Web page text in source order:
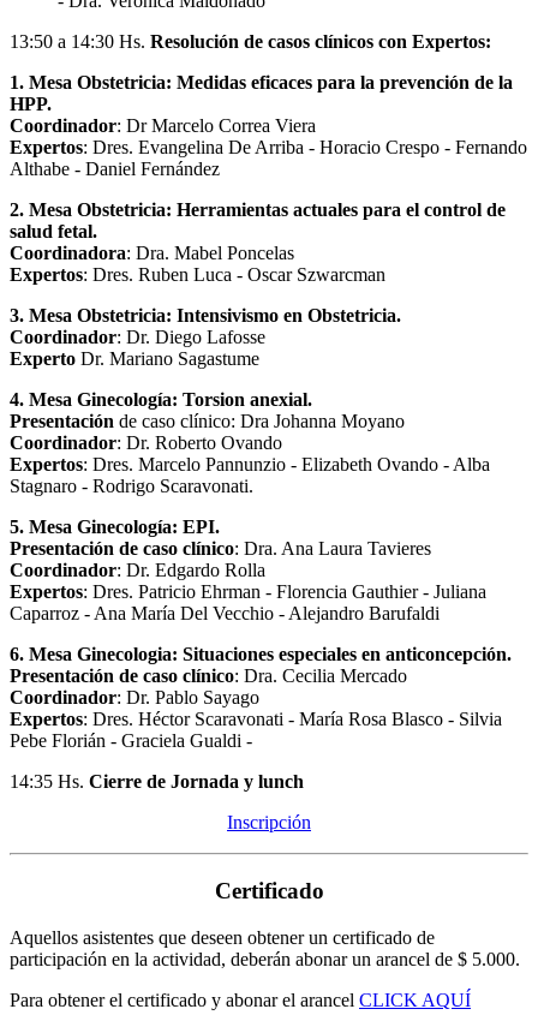
13:50 a 14:30 Hs. Resolución de casos clínicos con Expertos:
1. Mesa Obstetricia: Medidas eficaces para la prevención de la
HPP.
Coordinador: Dr Marcelo Correa Viera
Expertos: Dres. Evangelina De Arriba - Horacio Crespo - Fernando
Althabe - Daniel Fernández
2. Mesa Obstetricia: Herramientas actuales para el control de
salud fetal.
Coordinadora: Dra. Mabel Poncelas
Expertos: Dres. Ruben Luca - Oscar Szwarcman
3. Mesa Obstetricia: Intensivismo en Obstetricia.
Coordinador: Dr. Diego Lafosse
Experto Dr. Mariano Sagastume
4. Mesa Ginecología: Torsion anexial.
Presentación de caso clínico: Dra Johanna Moyano
Coordinador: Dr. Roberto Ovando
Expertos: Dres. Marcelo Pannunzio - Elizabeth Ovando - Alba
Stagnaro - Rodrigo Scaravonati.
5. Mesa Ginecología: EPI.
Presentación de caso clínico: Dra. Ana Laura Tavieres
Coordinador: Dr. Edgardo Rolla
Expertos: Dres. Patricio Ehrman - Florencia Gauthier - Juliana
Caparroz - Ana María Del Vecchio - Alejandro Barufaldi
6. Mesa Ginecologia: Situaciones especiales en anticoncepción.
Presentación de caso clínico: Dra. Cecilia Mercado
Coordinador: Dr. Pablo Sayago
Expertos: Dres. Héctor Scaravonati - María Rosa Blasco - Silvia
Pebe Florián - Graciela Gualdi -
14:35 Hs. Cierre de Jornada y lunch
Inscripción
Certificado
Aquellos asistentes que deseen obtener un certificado de
participación en la actividad, deberán abonar un arancel de $ 5.000.
Para obtener el certificado y abonar el arancel CLICK AQUÍ